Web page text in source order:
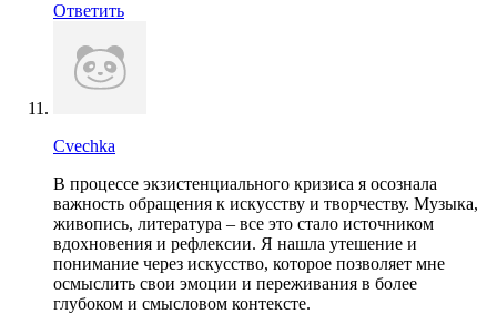
Ответить
Cvechka
В процессе экзистенциального кризиса я осознала
важность обращения к искусству и творчеству. Музыка,
живопись, литература – все это стало источником
вдохновения и рефлексии. Я нашла утешение и
понимание через искусство, которое позволяет мне
осмыслить свои эмоции и переживания в более
глубоком и смысловом контексте.